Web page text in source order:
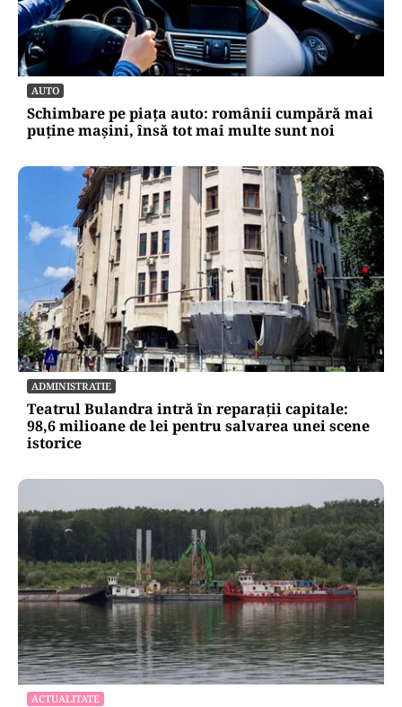
AUTO
Schimbare pe piața auto: românii cumpără mai
puține mașini, însă tot mai multe sunt noi
ADMINISTRATIE
Teatrul Bulandra intră în reparații capitale:
98,6 milioane de lei pentru salvarea unei scene
istorice
ACTUALITATE